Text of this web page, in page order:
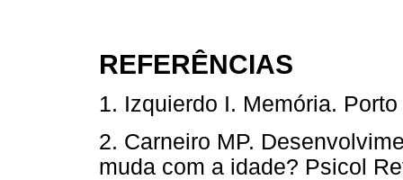
REFERÊNCIAS
1. Izquierdo I. Memória.
2. Carneiro MP.
muda com a idade?